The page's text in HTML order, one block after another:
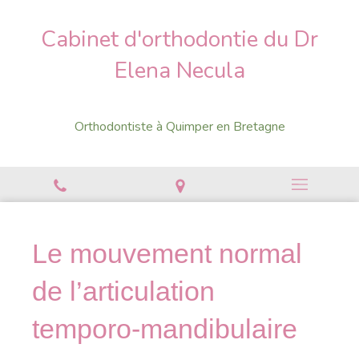
Cabinet d'orthodontie du Dr
Elena Necula
Orthodontiste à Quimper en Bretagne
Le mouvement normal
de l’articulation
temporo-mandibulaire